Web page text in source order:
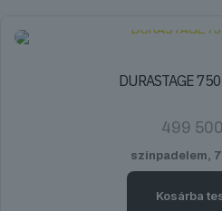
DURASTAGE
499 500
színpadelem,
Kosárba